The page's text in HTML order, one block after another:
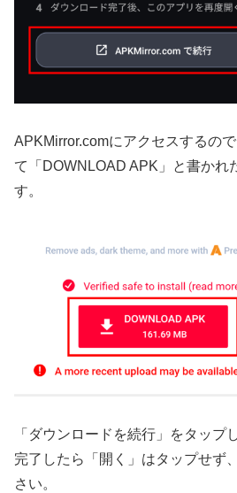
APKMirror.comにアクセスするの
て「DOWNLOAD APK」と書かれ
す。
「ダウンロードを続行」をタップ
完了したら「開く」はタップせず
さい。